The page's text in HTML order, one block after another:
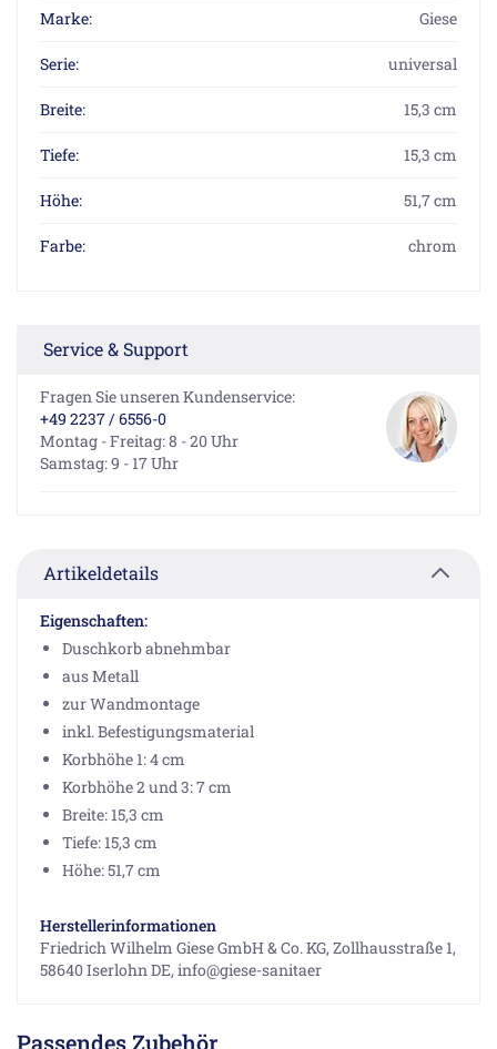
Marke: Giese
Serie: universal
Breite: 15,3 cm
Tiefe: 15,3 cm
Höhe: 51,7 cm
Farbe: chrom
Service & Support
Fragen Sie unseren Kundenservice:
+49 2237 / 6556-0
Montag - Freitag: 8 - 20 Uhr
Samstag: 9 - 17 Uhr
Artikeldetails
Eigenschaften:
Duschkorb abnehmbar
aus Metall
zur Wandmontage
inkl. Befestigungsmaterial
Korbhöhe 1: 4 cm
Korbhöhe 2 und 3: 7 cm
Breite: 15,3 cm
Tiefe: 15,3 cm
Höhe: 51,7 cm
Herstellerinformationen
Friedrich Wilhelm Giese GmbH & Co. KG, Zollhausstraße 1,
58640 Iserlohn DE, info@giese-sanitaer
Passendes Zubehör